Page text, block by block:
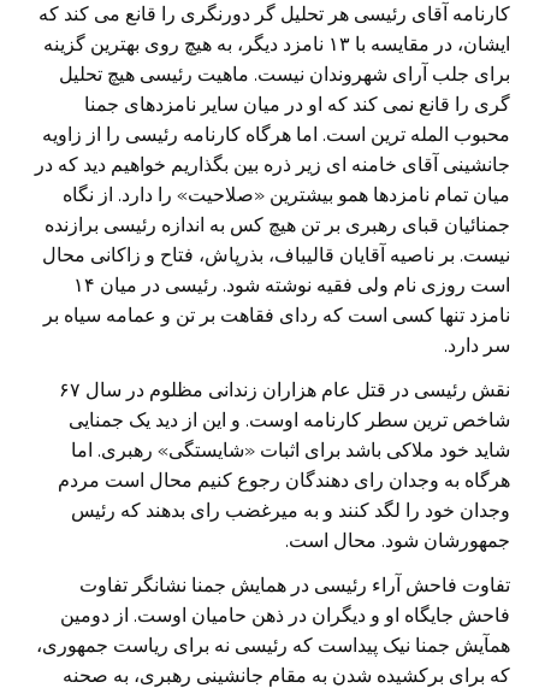
کارنامه آقای رئیسی هر تحلیل گر دورنگری را قانع می کند که
ایشان، در مقایسه با ۱۳ نامزد دیگر، به هیچ روی بهترین گزینه
برای جلب آرای شهروندان نیست. ماهیت رئیسی هیچ تحلیل
گری را قانع نمی کند که او در میان سایر نامزدهای جمنا
محبوب المله ترین است. اما هرگاه کارنامه رئیسی را از زاویه
جانشینی آقای خامنه ای زیر ذره بین بگذاریم خواهیم دید که در
میان تمام نامزدها همو بیشترین «صلاحیت» را دارد. از نگاه
جمنائیان قبای رهبری بر تن هیچ کس به اندازه رئیسی برازنده
نیست. بر ناصیه آقایان قالیباف، بذرپاش، فتاح و زاکانی محال
است روزی نام ولی فقیه نوشته شود. رئیسی در میان ۱۴
نامزد تنها کسی است که ردای فقاهت بر تن و عمامه سیاه بر
سر دارد.
نقش رئیسی در قتل عام هزاران زندانی مظلوم در سال ۶۷
شاخص ترین سطر کارنامه اوست. و این از دید یک جمنایی
شاید خود ملاکی باشد برای اثبات «شایستگی» رهبری. اما
هرگاه به وجدان رای دهندگان رجوع کنیم محال است مردم
وجدان خود را لگد کنند و به میرغضب رای بدهند که رئیس
جمهورشان شود. محال است.
تفاوت فاحش آراء رئیسی در همایش جمنا نشانگر تفاوت
فاحش جایگاه او و دیگران در ذهن حامیان اوست. از دومین
همآیش جمنا نیک پیداست که رئیسی نه برای ریاست جمهوری،
که برای برکشیده شدن به مقام جانشینی رهبری، به صحنه